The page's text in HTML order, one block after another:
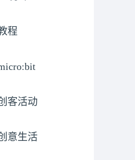
程
客活动
意生活